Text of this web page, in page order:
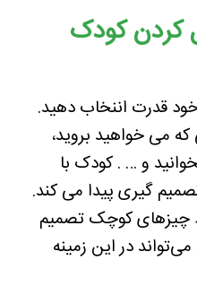
کردن کودک
قدرت اننخاب دهید.
که می خواهید بروید،
و … . کودک با
گیری پیدا می کند.
چیزهای کوچک تصمیم
در این زمینه